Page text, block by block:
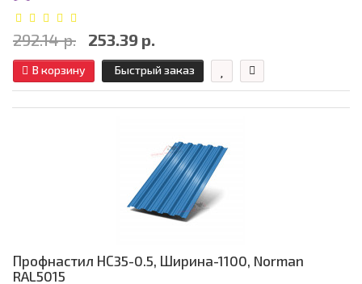
292.14 р. 253.39 р.
В корзину Быстрый заказ
Профнастил НС35-0.5, Ширина-1100, Norman
RAL5015